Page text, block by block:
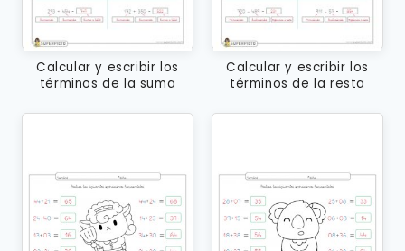
Calcular y escribir los
términos de la suma
Calcular y escribir los
términos de la resta